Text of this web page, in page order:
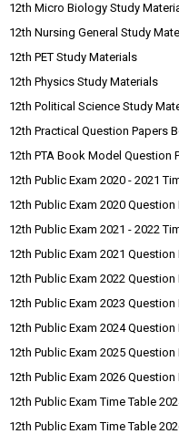
12th Micro Biology Study
12th Nursing General Study
12th PET Study Materials
12th Physics Study Materials
12th Political Science Study
12th Practical Question Papers
12th PTA Book Model Question
12th Public Exam 2020 - 2021
12th Public Exam 2020
12th Public Exam 2021 - 2022
12th Public Exam 2021
12th Public Exam 2022
12th Public Exam 2023
12th Public Exam 2024
12th Public Exam 2025
12th Public Exam 2026
12th Public Exam Time Table
12th Public Exam Time Table